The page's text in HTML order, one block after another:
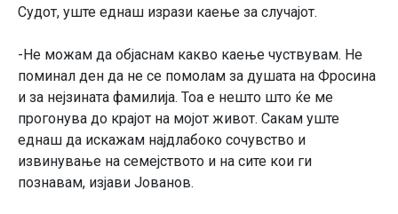
Судот, уште еднаш изрази каење за случајот.
-Не можам да објаснам какво каење чуствувам. Не
поминал ден да не се помолам за душата на Фросина
и за нејзината фамилија. Тоа е нешто што ќе ме
прогонува до крајот на мојот живот. Сакам уште
еднаш да искажам најдлабоко сочувство и
извинување на семејството и на сите кои ги
познавам, изјави Јованов.